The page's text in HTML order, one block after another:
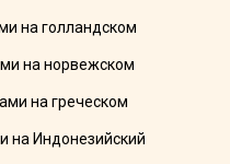
на голландском
на норвежском
на греческом
на Индонезийский